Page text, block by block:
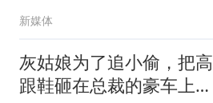
新媒体
灰姑娘为了追小偷，把高
跟鞋砸在总裁的豪车上，